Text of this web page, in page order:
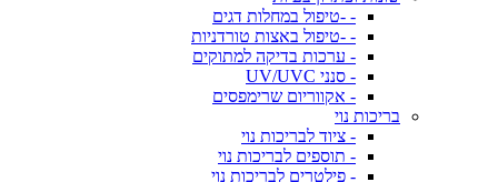
- -טיפול במחלות דגים
- -טיפול באצות טורדניות
- ערכות בדיקה למתוקים
- סנני UV/UVC
- אקווריום שרימפסים
בריכות נוי
- ציוד לבריכות נוי
- תוספים לבריכות נוי
- פילטרים לבריכות נוי